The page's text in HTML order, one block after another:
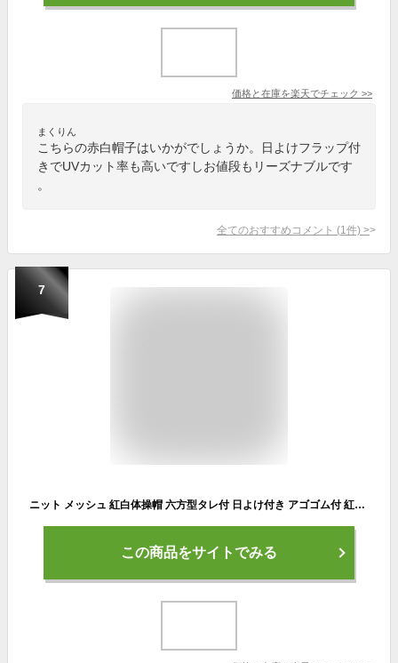
価格と在庫を楽天でチェック >>
まくりん
こちらの赤白帽子はいかがでしょうか。日よけフラップ付
きでUVカット率も高いですしお値段もリーズナブルです
。
全てのおすすめコメント (1 件) >
7
ニット メッシュ 紅白体操帽 六方型タレ付 日よけ付き アゴゴム付 紅白帽子 赤白帽子 取り外し不可 安心のラビット帽子 ラビット帽
この商品をサイトでみる